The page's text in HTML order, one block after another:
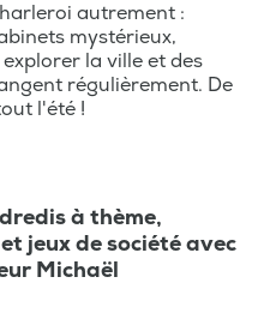
autrement :
mystérieux,
la ville et des
régulièrement. De
l'été !
à thème,
jeux de société avec
Michaël